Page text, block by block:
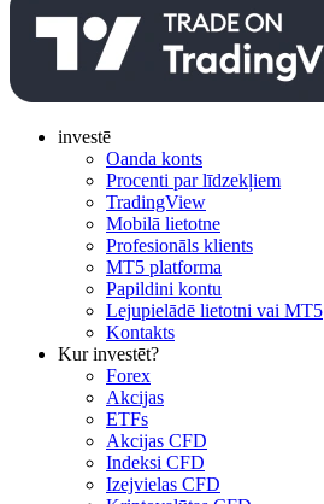
investē
Oanda konts
Procenti par līdzekļiem
TradingView
Mobilā lietotne
Profesionāls klients
MT5 platforma
Papildini kontu
Lejupielādē lietotni vai MT5
Kontakts
Kur investēt?
Forex
Akcijas
ETFs
Akcijas CFD
Indeksi CFD
Izejvielas CFD